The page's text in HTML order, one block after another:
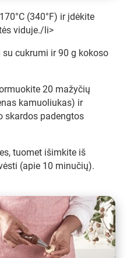
(340°F) ir įdėkite
viduje./li>
cukrumi ir 90 g kokoso
20 mažyčių
kamuoliukas) ir
skardos padengtos
tuomet išimkite iš
(apie 10 minučių).